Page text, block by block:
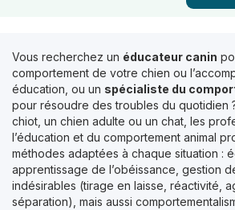
Vous recherchez un éducateur canin
comportement de votre chien ou
éducation, ou un spécialiste du
pour résoudre des troubles du quotidien
chiot, un chien adulte ou un chat, les
l’éducation et du comportement animal
méthodes adaptées à chaque situation :
apprentissage de l’obéissance, gestion
indésirables (tirage en laisse, réactivité,
séparation), mais aussi